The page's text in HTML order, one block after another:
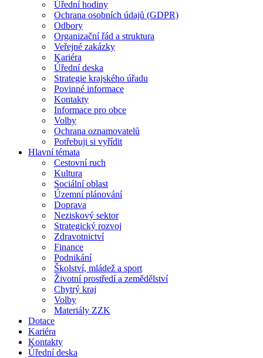
Úřední hodiny
Ochrana osobních údajů (GDPR)
Odbory
Organizační řád a struktura
Veřejné zakázky
Kariéra
Úřední deska
Strategie krajského úřadu
Povinné informace
Kontakty
Informace pro obce
Volby
Ochrana oznamovatelů
Potřebuji si vyřídit
Hlavní témata
Cestovní ruch
Kultura
Sociální oblast
Územní plánování
Doprava
Neziskový sektor
Strategický rozvoj
Zdravotnictví
Finance
Podnikání
Školství, mládež a sport
Životní prostředí a zemědělství
Chytrý kraj
Volby
Materiály ZZK
Dotace
Kariéra
Kontakty
Úřední deska